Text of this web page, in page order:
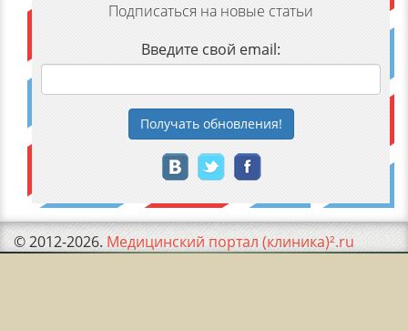
Подписаться на новые статьи
Введите свой email:
Получатьобновления!
© 2012-2026. Медицинский портал (клиника)².ru